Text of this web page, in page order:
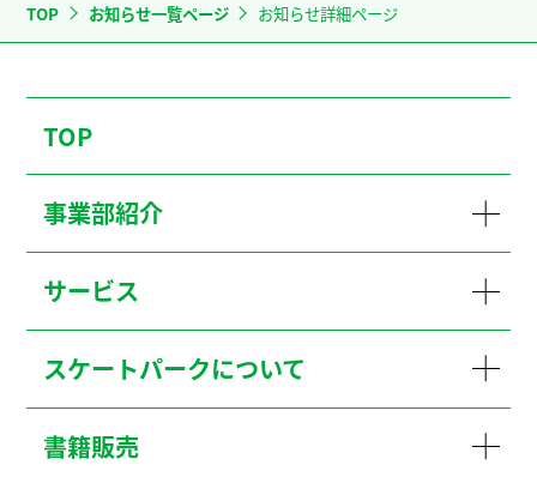
TOP お知らせ一覧ページ お知らせ詳細ページ
TOP
事業部紹介
サービス
スケートパークについて
書籍販売